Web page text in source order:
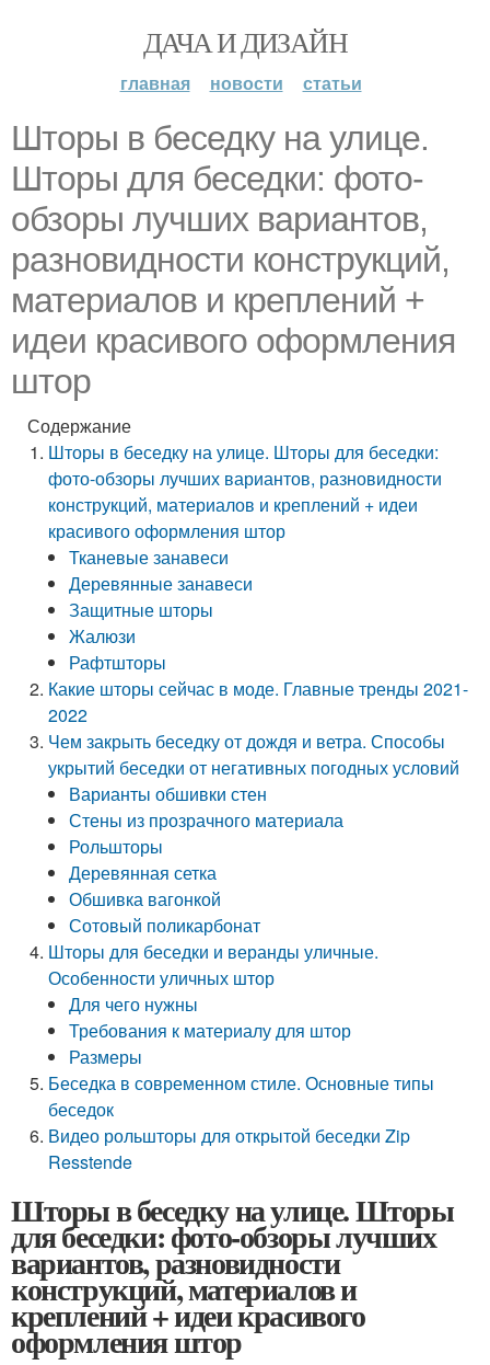
ДАЧА И ДИЗАЙН
главная новости статьи
Шторы в беседку на улице.
Шторы для беседки: фото-
обзоры лучших вариантов,
разновидности конструкций,
материалов и креплений +
идеи красивого оформления
штор
Содержание
Шторы в беседку на улице. Шторы для беседки:
фото-обзоры лучших вариантов, разновидности
конструкций, материалов и креплений + идеи
красивого оформления штор
Тканевые занавеси
Деревянные занавеси
Защитные шторы
Жалюзи
Рафтшторы
Какие шторы сейчас в моде. Главные тренды 2021-
2022
Чем закрыть беседку от дождя и ветра. Способы
укрытий беседки от негативных погодных условий
Варианты обшивки стен
Стены из прозрачного материала
Рольшторы
Деревянная сетка
Обшивка вагонкой
Сотовый поликарбонат
Шторы для беседки и веранды уличные.
Особенности уличных штор
Для чего нужны
Требования к материалу для штор
Размеры
Беседка в современном стиле. Основные типы
беседок
Видео рольшторы для открытой беседки Zip
Resstende
Шторы в беседку на улице. Шторы
для беседки: фото-обзоры лучших
вариантов, разновидности
конструкций, материалов и
креплений + идеи красивого
оформления штор